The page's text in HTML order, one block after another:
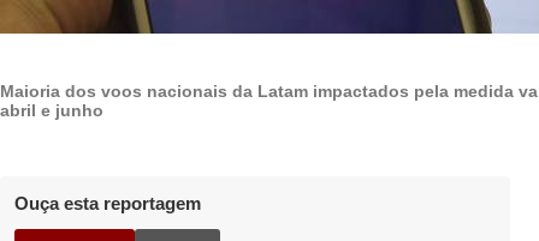
Maioria dos voos nacionais da Latam impactados pela medida
abril e junho
Ouça esta reportagem